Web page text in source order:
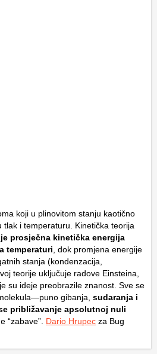
koji u plinovitom stanju kaotično
tlak i temperaturu. Kinetička teorija
prosječna kinetička energija
temperaturi , dok promjena energije
stanja (kondenzacija,
teorije uključuje radove Einsteina,
su ideje preobrazile znanost. Sve se
gibanja, sudaranja i
približavanje apsolutnoj nuli
“zabave”. Dario Hrupec za Bug